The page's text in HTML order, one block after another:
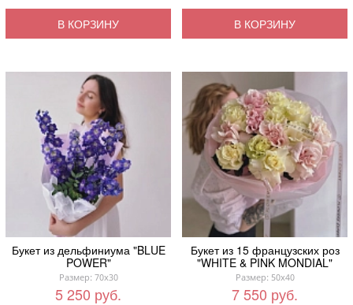
В КОРЗИНУ В КОРЗИНУ
Букет из дельфиниума "BLUE
POWER"
Размер: 70x30
5 250 руб.
Букет из 15 французских роз
"WHITE & PINK MONDIAL"
Размер: 50x40
7 550 руб.